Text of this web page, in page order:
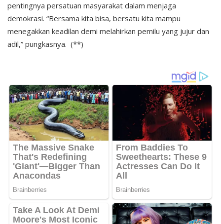
pentingnya persatuan masyarakat dalam menjaga
demokrasi. “Bersama kita bisa, bersatu kita mampu
menegakkan keadilan demi melahirkan pemilu yang jujur dan
adil,” pungkasnya. (**)